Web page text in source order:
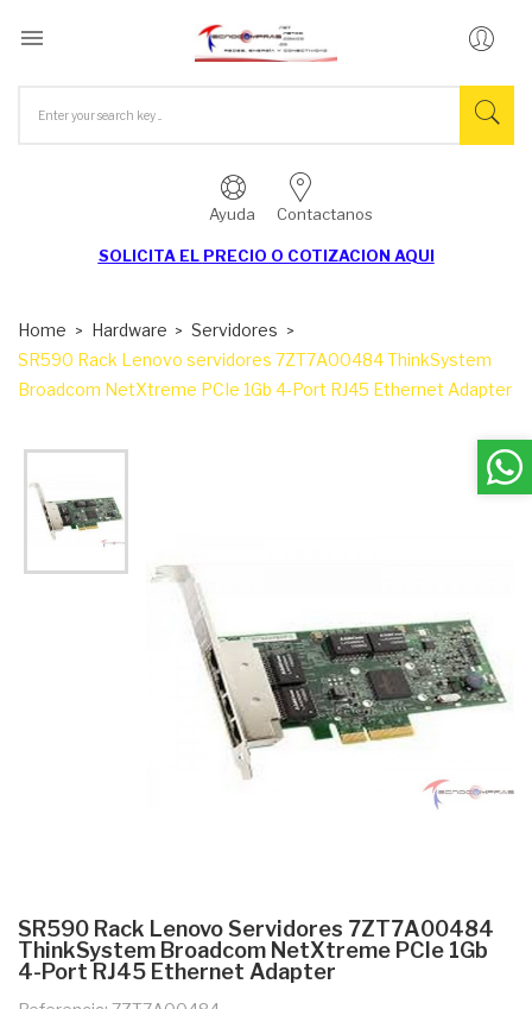

Ayuda Contactanos
SOLICITA EL PRECIO O COTIZACION AQUI
Home Hardware
Servidores
SR590 Rack Lenovo servidores 7ZT7A00484 ThinkSystem
Broadcom NetXtreme PCIe 1Gb 4-Port RJ45 Ethernet Adapter
SR590 Rack Lenovo Servidores 7ZT7A00484
ThinkSystem Broadcom NetXtreme PCIe 1Gb
4-Port RJ45 Ethernet Adapter